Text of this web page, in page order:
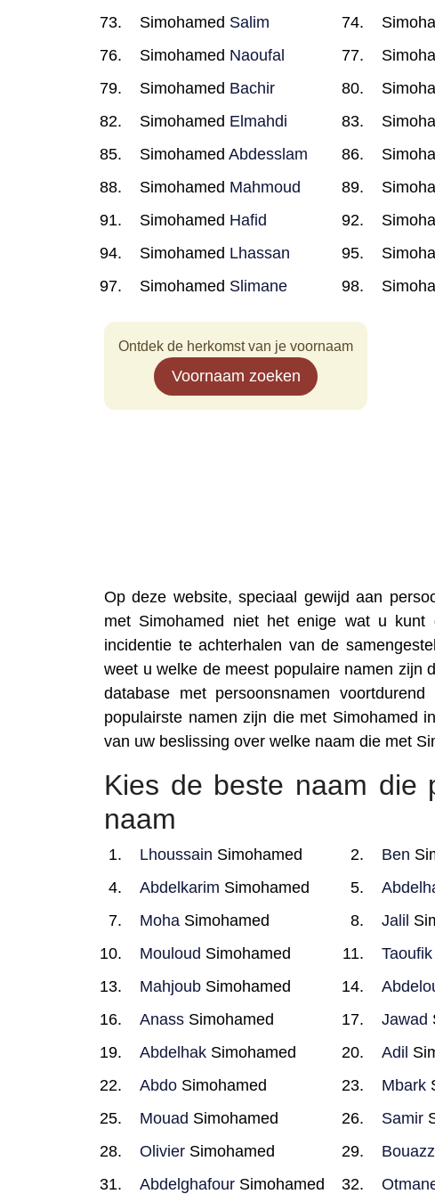
Simohamed Salim
Simohamed Naoufal
Simohamed Bachir
Simohamed Elmahdi
Simohamed Abdesslam
Simohamed Mahmoud
Simohamed Hafid
Simohamed Lhassan
Simohamed Slimane
Ontdek de herkomst van je voornaam
Voornaam zoeken
Op deze website, speciaal gewijd aan
met Simohamed niet het enige wat u
incidentie te achterhalen van de
weet u welke de meest populaire namen zijn
database met persoonsnamen
populairste namen zijn die met Simohamed
van uw beslissing over welke naam die met
Kies de beste naam die
naam
Lhoussain Simohamed Ben
Abdelkarim Simohamed
Moha Simohamed Jalil
Mouloud Simohamed Taoufik
Mahjoub Simohamed
Anass Simohamed Jawad
Abdelhak Simohamed Adil
Abdo Simohamed Mbark
Mouad Simohamed Samir
Olivier Simohamed
Abdelghafour Simohamed